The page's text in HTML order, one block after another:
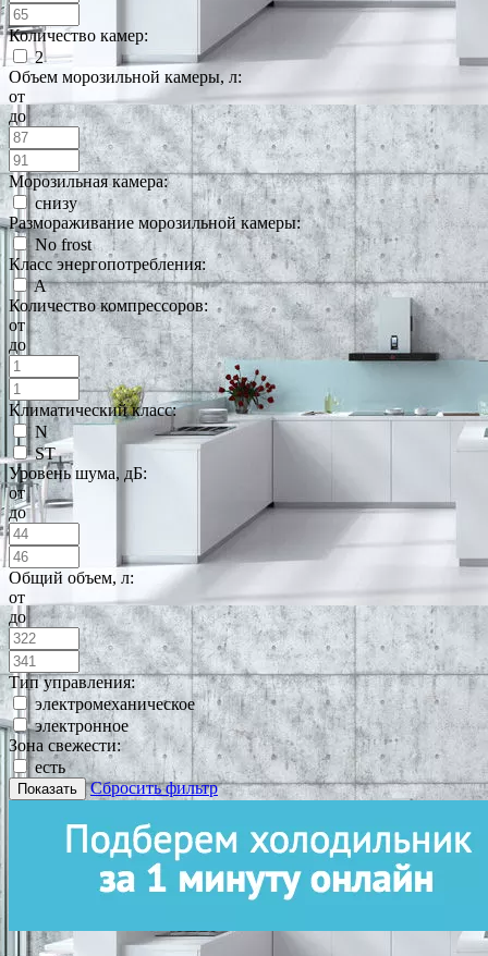
Количество камер:
2
Объем морозильной камеры, л:
от
до
Морозильная камера:
снизу
Размораживание морозильной камеры:
No frost
Класс энергопотребления:
A
Количество компрессоров:
от
до
Климатический класс:
N
ST
Уровень шума, дБ:
от
до
Общий объем, л:
от
до
Тип управления:
электромеханическое
электронное
Зона свежести:
есть
Показать Сбросить фильтр